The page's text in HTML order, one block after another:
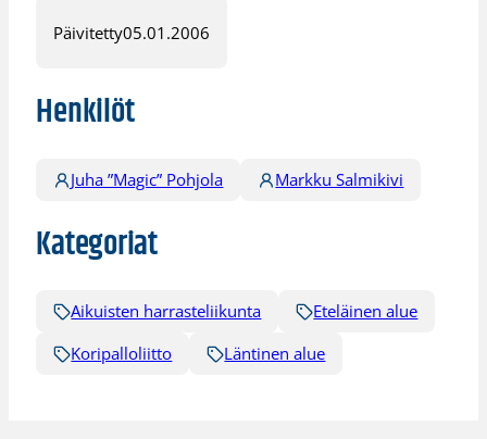
Päivitetty05.01.2006
Henkilöt
Juha ”Magic” Pohjola Markku Salmikivi
Kategoriat
Aikuisten harrasteliikunta
Eteläinen alue
Koripalloliitto
Läntinen alue